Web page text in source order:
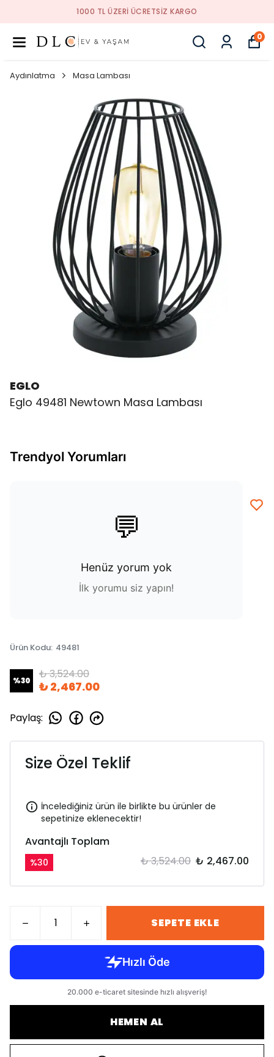
1000 TL ÜZERI ÜCRETSIZ KARGO
0
Aydınlatma Masa Lambası
EGLO
Eglo 49481 Newtown Masa Lambası
Trendyol Yorumları
💬
Henüz yorum yok
İlk yorumu siz yapın!
Ürün Kodu: 49481
%30 ₺ 3,524.00
₺ 2,467.00
Paylaş:
Size Özel Teklif
İncelediğiniz ürün ile birlikte bu ürünler de
sepetinize eklenecektir!
Avantajlı Toplam
%30 ₺ 3,524.00 ₺ 2,467.00
SEPETE EKLE
HEMEN AL